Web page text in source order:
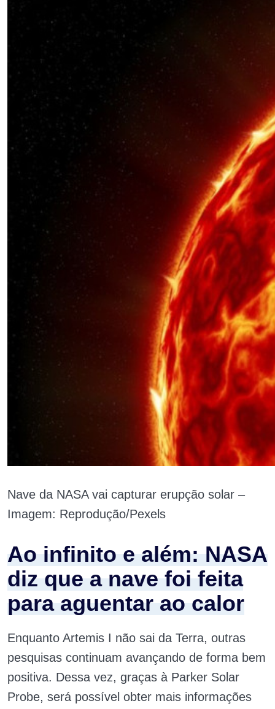
Nave da NASA vai capturar erupção solar –
Imagem: Reprodução/Pexels
Ao infinito e além: NASA
diz que a nave foi feita
para aguentar ao calor
Enquanto Artemis I não sai da Terra, outras
pesquisas continuam avançando de forma bem
positiva. Dessa vez, graças à Parker Solar
Probe, será possível obter mais informações